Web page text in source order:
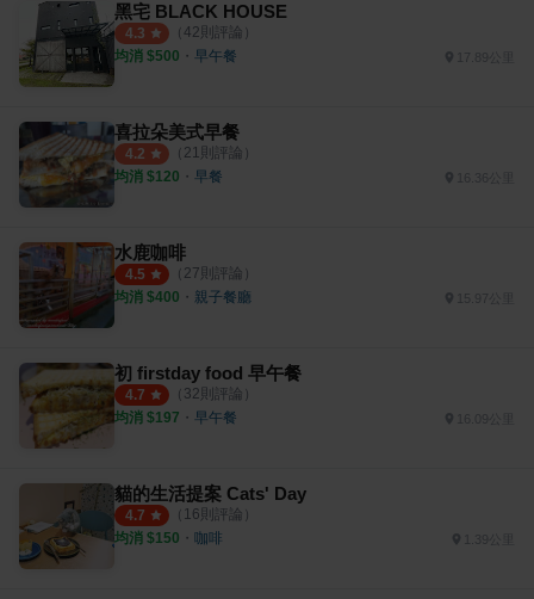
黑宅 BLACK HOUSE
4.3 （ 42則評論）
均消 $500 ・ 早午餐
喜拉朵美式早餐
4.2 （ 21則評論）
均消 $120 ・ 早餐
水鹿咖啡
4.5 （ 27則評論）
均消 $400 ・ 親子餐廳 15.97公里
初 firstday food 早午餐
4.7 （ 32則評論）
均消 $197 ・ 早午餐
貓的生活提案 Cats' Day
4.7 （ 16則評論）
均消 $150 ・ 咖啡